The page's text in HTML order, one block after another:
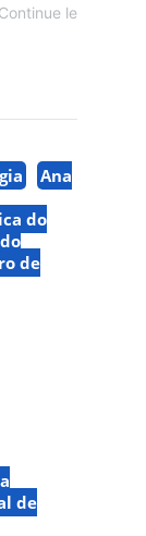
Ana
do
de
de